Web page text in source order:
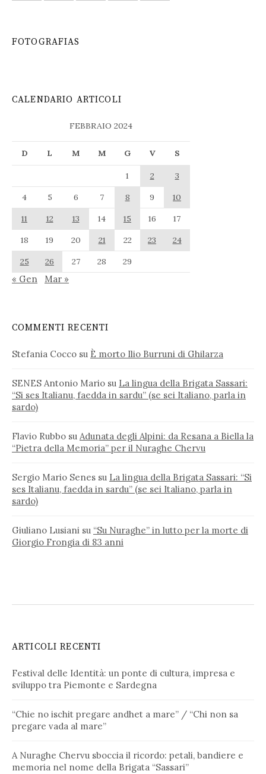
FOTOGRAFIAS
CALENDARIO ARTICOLI
FEBBRAIO 2024
D L M M G V S
1 2
3
4
5 6 7 8 9
10
11
12 13 14 15 16
17
18
19 20 21 22 23
24
25
26 27 28 29
« Gen Mar »
COMMENTI RECENTI
Stefania Cocco su È morto Ilio Burruni di Ghilarza
SENES Antonio Mario su La lingua della Brigata Sassari:
“Si ses Italianu, faedda in sardu” (se sei Italiano, parla in
sardo)
Flavio Rubbo su Adunata degli Alpini: da Resana a Biella la
“Pietra della Memoria” per il Nuraghe Chervu
Sergio Mario Senes su La lingua della Brigata Sassari: “Si
ses Italianu, faedda in sardu” (se sei Italiano, parla in
sardo)
Giuliano Lusiani su “Su Nuraghe” in lutto per la morte di
Giorgio Frongia di 83 anni
ARTICOLI RECENTI
Festival delle Identità: un ponte di cultura, impresa e
sviluppo tra Piemonte e Sardegna
“Chie no ischit pregare andhet a mare” / “Chi non sa
pregare vada al mare”
A Nuraghe Chervu sboccia il ricordo: petali, bandiere e
memoria nel nome della Brigata “Sassari”